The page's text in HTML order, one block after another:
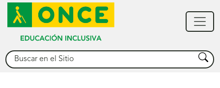
Buscar Buscar